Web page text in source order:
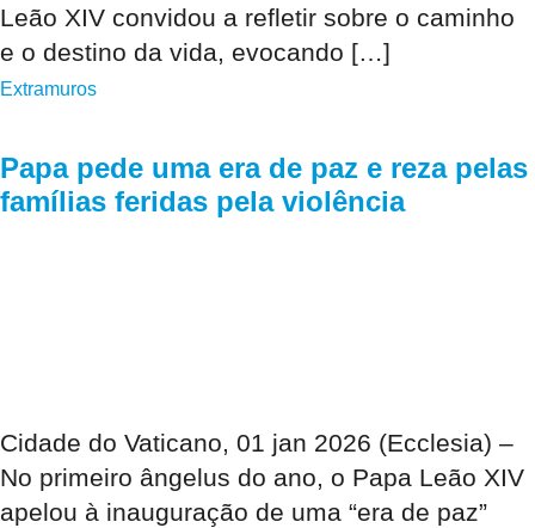
Leão XIV convidou a refletir sobre o caminho
e o destino da vida, evocando […]
Extramuros
Papa pede uma era de paz e reza pelas
famílias feridas pela violência
Cidade do Vaticano, 01 jan 2026 (Ecclesia) –
No primeiro ângelus do ano, o Papa Leão XIV
apelou à inauguração de uma “era de paz”